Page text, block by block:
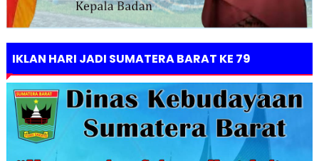
IKLAN HARI JADI SUMATERA BARAT KE 79